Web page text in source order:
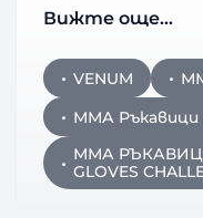
Вижте още…
VENUM
ММА Ръкавици
ММА РЪКАВИЦИ
GLOVES